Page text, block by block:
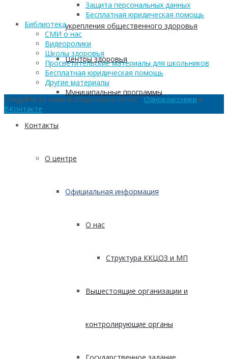
укрепления общественного здоровья
Центры здоровья
Муниципальные программы
Контакты
О центре
Официальная информация
О нас
Структура ККЦОЗ и МП
Вышестоящие организации и
контролирующие органы
Защита персональных данных
Бесплатная юридическая помощь
Библиотека
СМИ о нас
Видеоролики
Школы здоровья
Просветительские материалы для школьников
Бесплатная юридическая помощь
Другие материалы
Следуйте за нами в социальных сетях: Одноклассники и
ВКонтакте